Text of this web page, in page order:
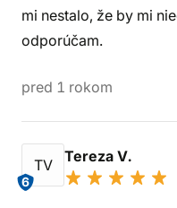
mi nestalo, že by mi
odporúčam.
pred 1 rokom
TV
6
Tereza V.